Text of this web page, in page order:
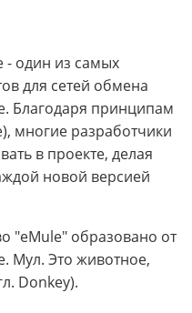
- один из самых
для сетей обмена
Благодаря принципам
многие разработчики
в проекте, делая
новой версией
"eMule" образовано от
Мул. Это животное,
Donkey).